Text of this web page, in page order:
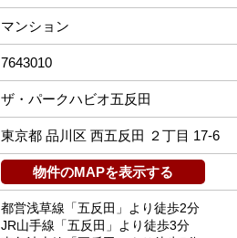
マンション
7643010
ザ・パークハビオ五反田
東京都 品川区 西五反田 ２丁目 17-6
物件のMAPを表示する
都営浅草線「五反田」より徒歩2分
JR山手線「五反田」より徒歩3分